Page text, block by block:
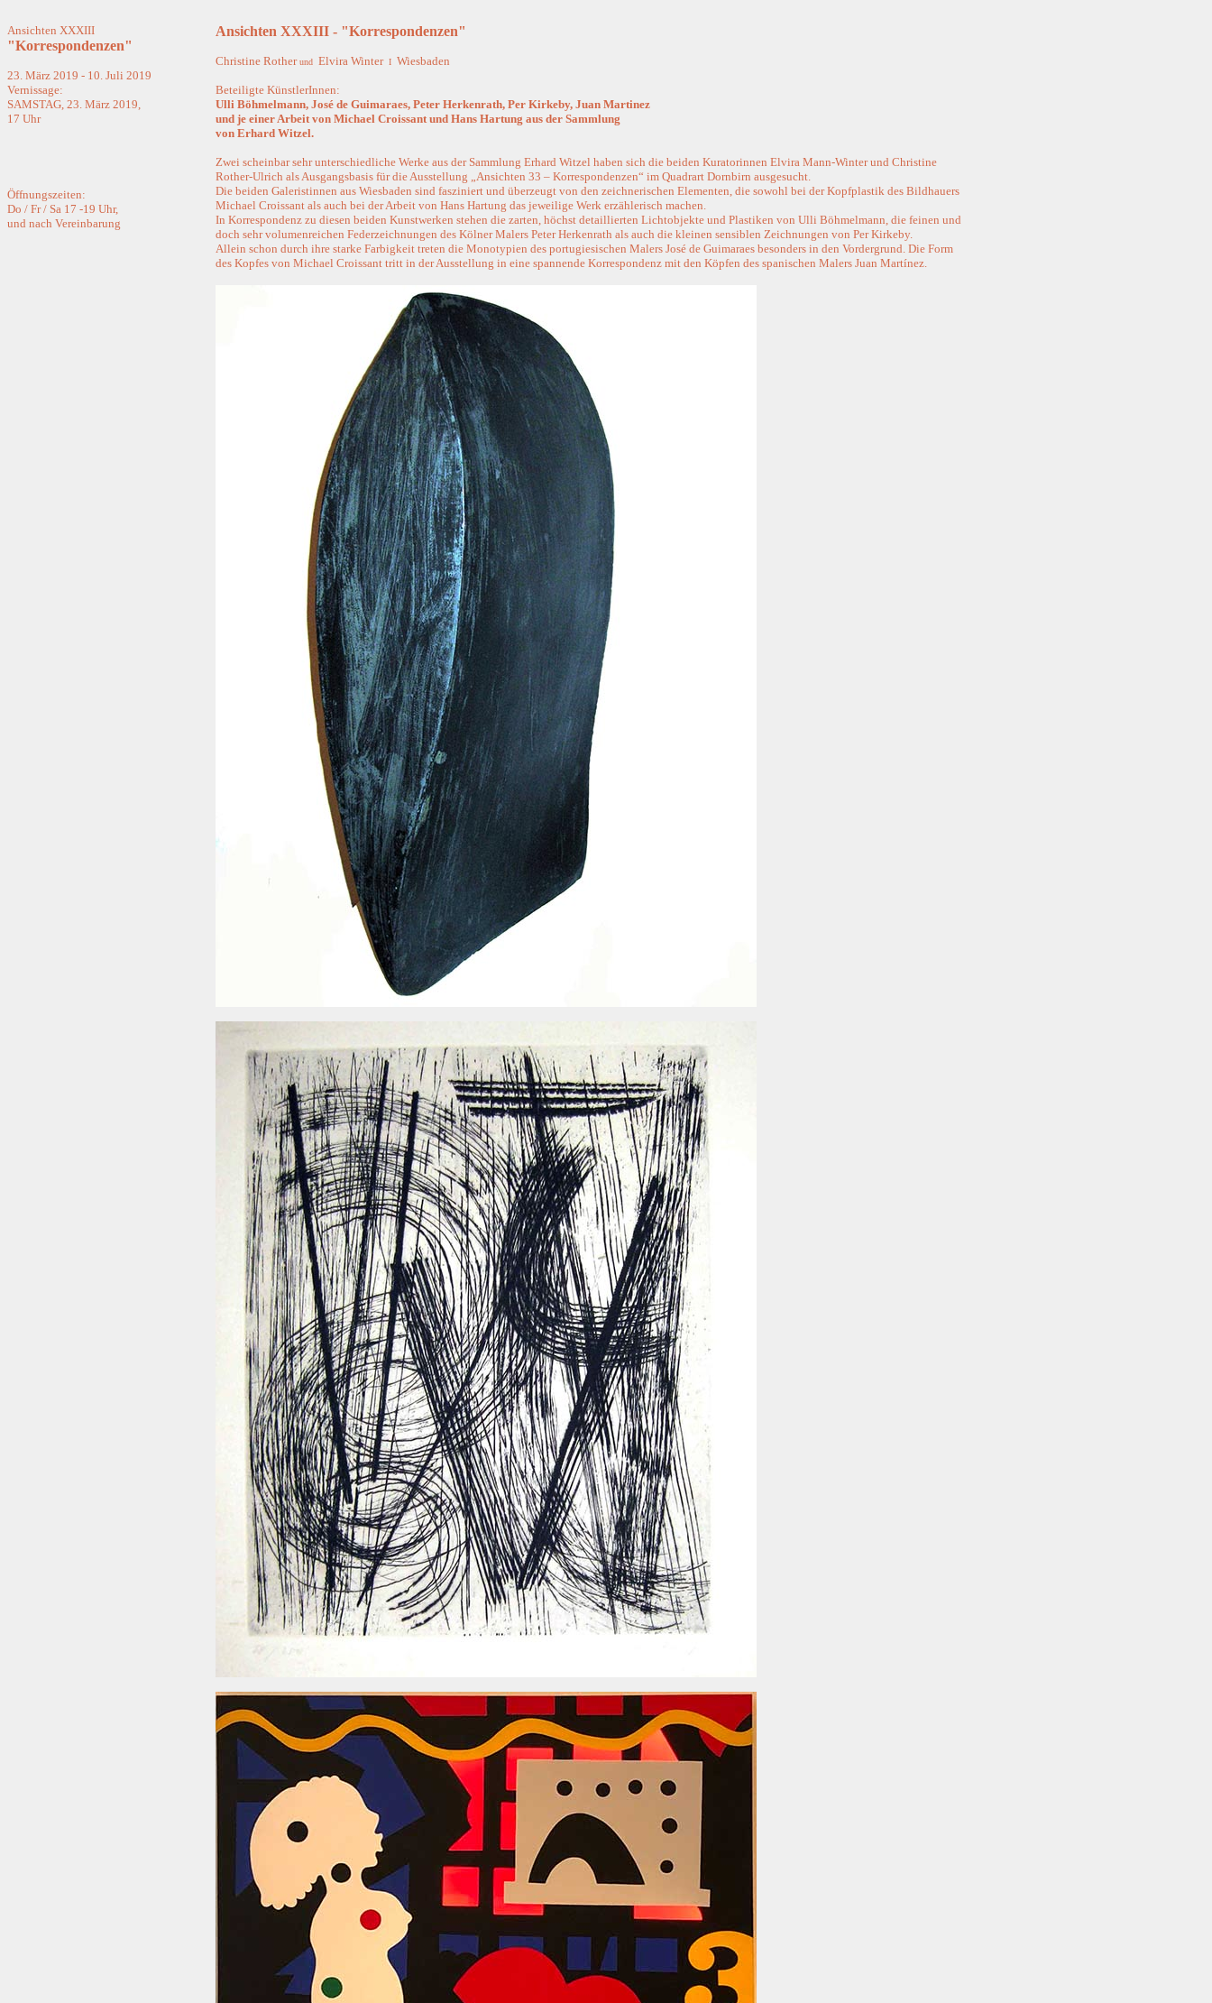
Ansichten XXXIII
"Korrespondenzen"
23. März 2019 - 10. Juli 2019
Vernissage:
SAMSTAG, 23. März 2019,
17 Uhr
Öffnungszeiten:
Do / Fr / Sa 17 -19 Uhr,
und nach Vereinbarung
Ansichten XXXIII - "Korrespondenzen"
Christine Rotherund Elvira Winter I Wiesbaden
Beteiligte KünstlerInnen:
Ulli Böhmelmann, José de Guimaraes, Peter Herkenrath, Per Kirkeby, Juan Martinez
und je einer Arbeit von Michael Croissant und Hans Hartung aus der Sammlung
von Erhard Witzel.
Zwei scheinbar sehr unterschiedliche Werke aus der Sammlung Erhard Witzel haben sich die beiden Kuratorinnen Elvira Mann-Winter und Christine
Rother-Ulrich als Ausgangsbasis für die Ausstellung „Ansichten 33 – Korrespondenzen“ im Quadrart Dornbirn ausgesucht.
Die beiden Galeristinnen aus Wiesbaden sind fasziniert und überzeugt von den zeichnerischen Elementen, die sowohl bei der Kopfplastik des Bildhauers
Michael Croissant als auch bei der Arbeit von Hans Hartung das jeweilige Werk erzählerisch machen.
In Korrespondenz zu diesen beiden Kunstwerken stehen die zarten, höchst detaillierten Lichtobjekte und Plastiken von Ulli Böhmelmann, die feinen und
doch sehr volumenreichen Federzeichnungen des Kölner Malers Peter Herkenrath als auch die kleinen sensiblen Zeichnungen von Per Kirkeby.
Allein schon durch ihre starke Farbigkeit treten die Monotypien des portugiesischen Malers José de Guimaraes besonders in den Vordergrund. Die Form
des Kopfes von Michael Croissant tritt in der Ausstellung in eine spannende Korrespondenz mit den Köpfen des spanischen Malers Juan Martínez.